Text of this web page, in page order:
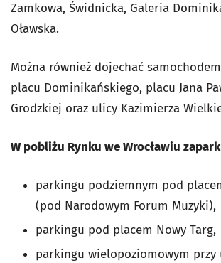
Zamkowa, Świdnicka, Galeria
Oławska.
Można również dojechać
placu Dominikańskiego, placu Jana
Grodzkiej oraz ulicy Kazimierza
W pobliżu Rynku we Wrocławiu
parkingu podziemnym pod
(pod Narodowym Forum Muzyki),
parkingu pod placem Nowy Targ,
parkingu wielopoziomowym przy